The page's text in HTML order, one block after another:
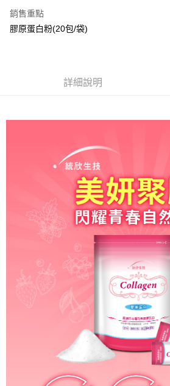
元大商業銀行
台新國際商業銀行
ATM付款
貨到付款
萊爾富取貨付款
每筆NT$100，滿NT$500(含以上)免運費
付款後萊爾富取貨
每筆NT$100，滿NT$500(含以上)免運費
7-11取貨付款
每筆NT$100，滿NT$500(含以上)免運費
付款後7-11取貨
每筆NT$100，滿NT$500(含以上)免運費
每筆NT$100，滿NT$500(含以上)免運費
每筆NT$100，滿NT$500(含以上)免運費
銷售重點
膠原蛋白粉(20包/袋)
詳細說明